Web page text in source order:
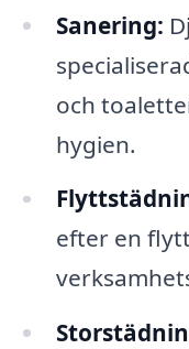
Sanering:
och
hygien.
efter en